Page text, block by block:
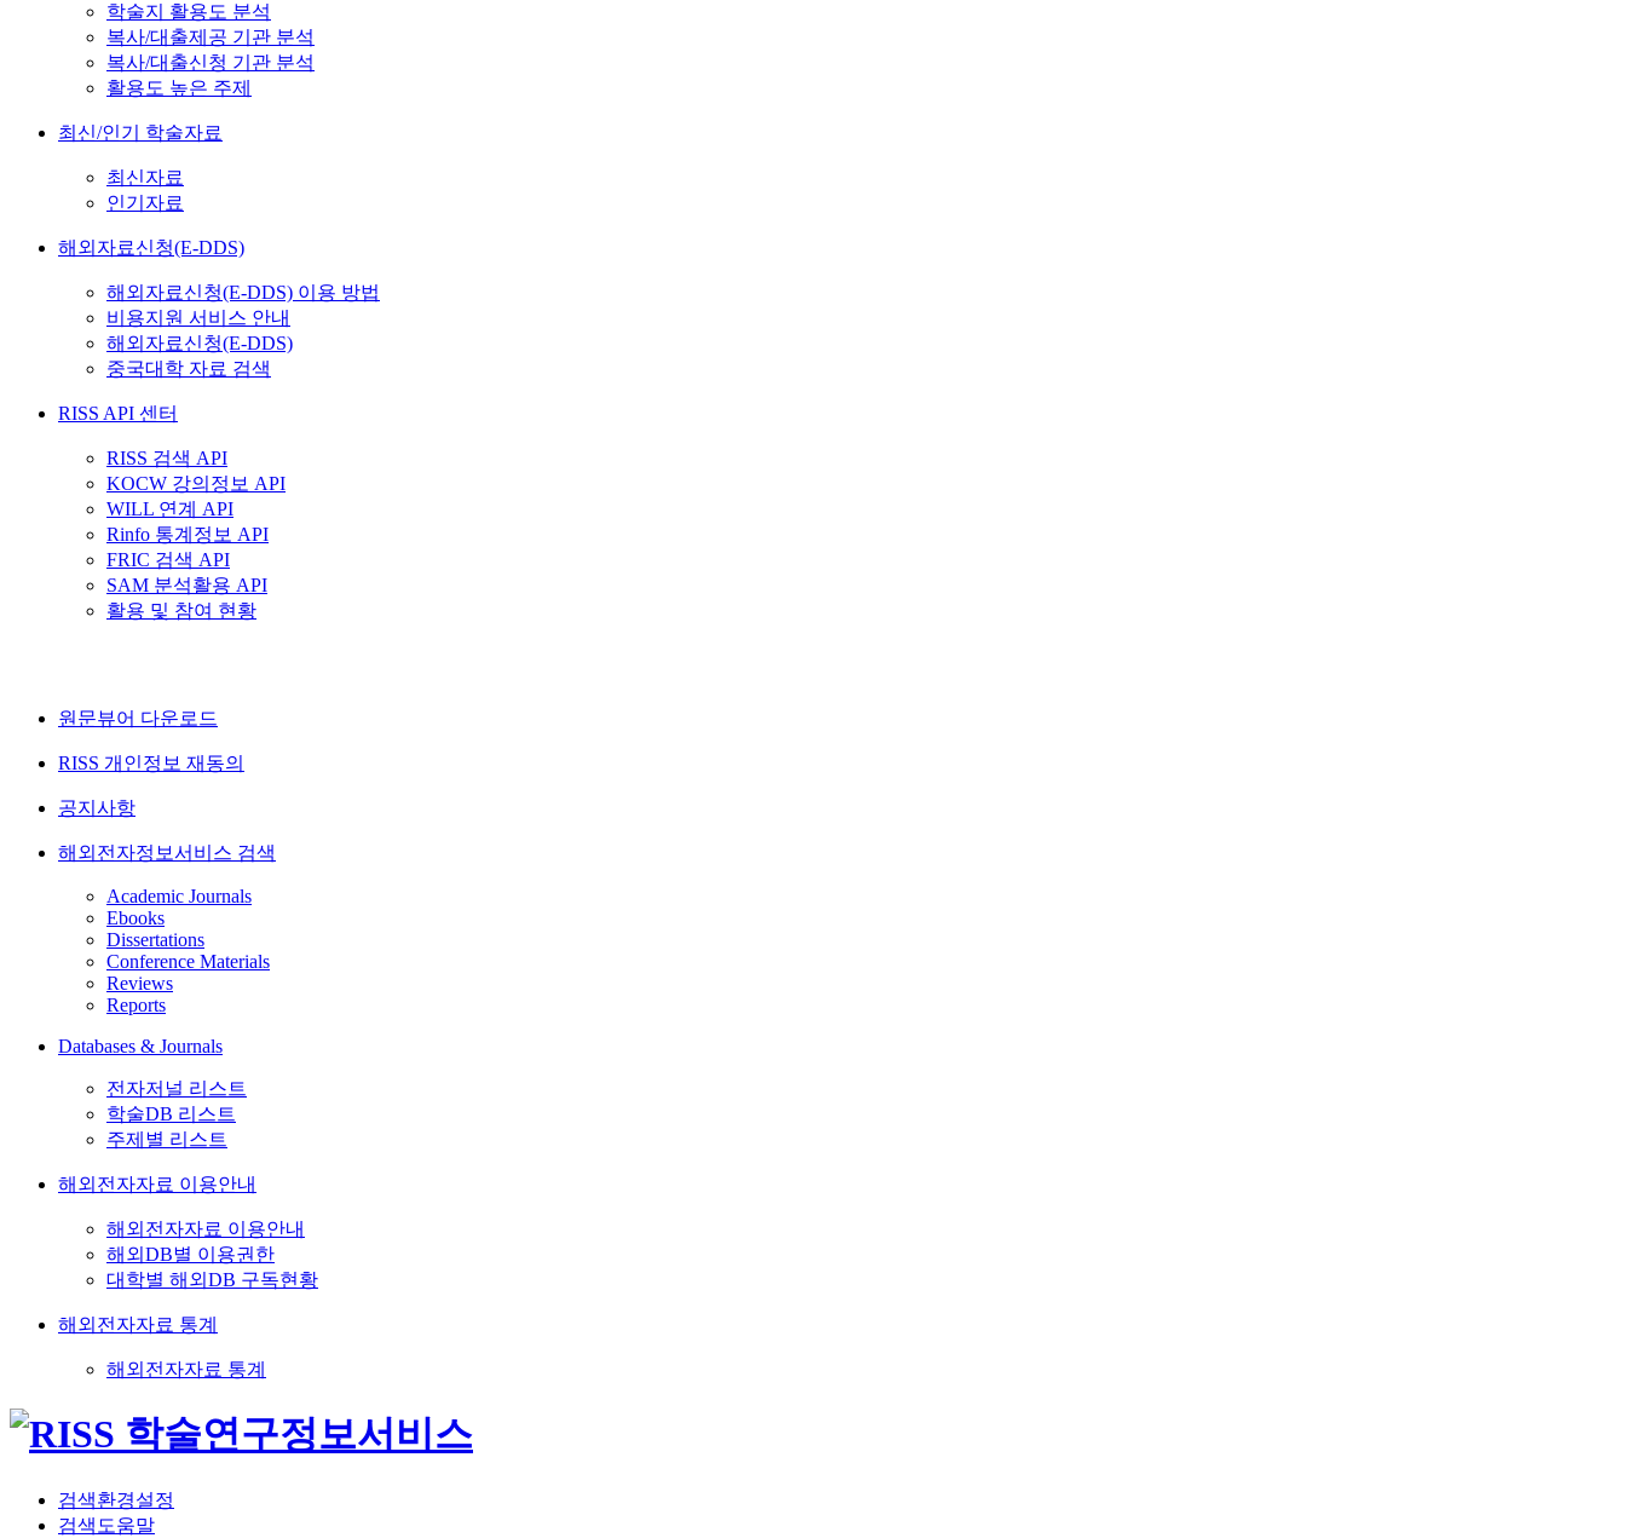
학술지 활용도 분석
복사/대출제공 기관 분석
복사/대출신청 기관 분석
활용도 높은 주제
최신/인기 학술자료
최신자료
인기자료
해외자료신청(E-DDS)
해외자료신청(E-DDS) 이용 방법
비용지원 서비스 안내
해외자료신청(E-DDS)
중국대학 자료 검색
RISS API 센터
RISS 검색 API
KOCW 강의정보 API
WILL 연계 API
Rinfo 통계정보 API
FRIC 검색 API
SAM 분석활용 API
활용 및 참여 현황
원문뷰어 다운로드
RISS 개인정보 재동의
공지사항
해외전자정보서비스 검색
Academic Journals
Ebooks
Dissertations
Conference Materials
Reviews
Reports
Databases & Journals
전자저널 리스트
학술DB 리스트
주제별 리스트
해외전자자료 이용안내
해외전자자료 이용안내
해외DB별 이용권한
대학별 해외DB 구독현황
해외전자자료 통계
해외전자자료 통계
검색환경설정
검색도움말